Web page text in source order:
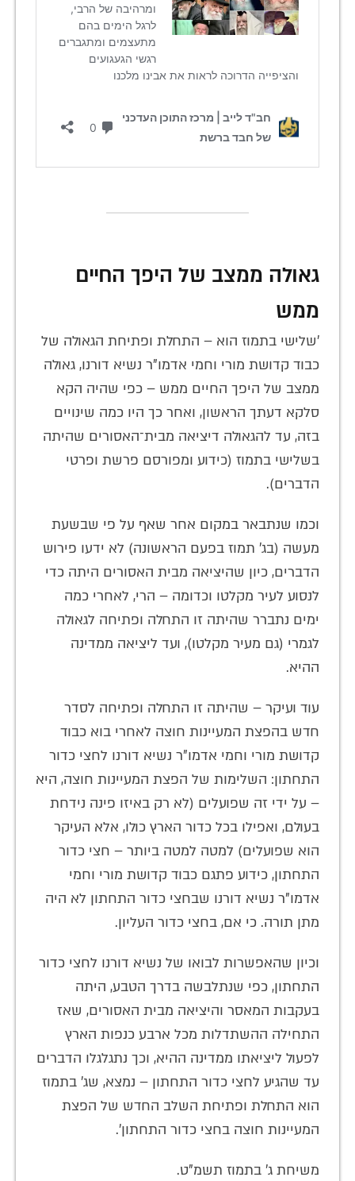
גאולה ממצב של היפך החיים
ממש
'שלישי בתמוז הוא – התחלת ופתיחת הגאולה של
כבוד קדושת מורי וחמי אדמו"ר נשיא דורנו, גאולה
ממצב של היפך החיים ממש – כפי שהיה הקא
סלקא דעתך הראשון, ואחר כך היו כמה שינויים
בזה, עד להגאולה דיציאה מבית־האסורים שהיתה
בשלישי בתמוז (כידוע ומפורסם פרשת ופרטי
הדברים).
וכמו שנתבאר במקום אחר שאף על פי שבשעת
מעשה (בג’ תמוז בפעם הראשונה) לא ידעו פירוש
הדברים, כיון שהיציאה מבית האסורים היתה כדי
לנסוע לעיר מקלטו וכדומה – הרי, לאחרי כמה
ימים נתברר שהיתה זו התחלה ופתיחה לגאולה
לגמרי (גם מעיר מקלטו), ועד ליציאה ממדינה
ההיא.
עוד ועיקר – שהיתה זו התחלה ופתיחה לסדר
חדש בהפצת המעיינות חוצה לאחרי בוא כבוד
קדושת מורי וחמי אדמו"ר נשיא דורנו לחצי כדור
התחתון: השלימות של הפצת המעיינות חוצה, היא
– על ידי זה שפועלים (לא רק באיזו פינה נידחת
בעולם, ואפילו בכל כדור הארץ כולו, אלא העיקר
הוא שפועלים) למטה למטה ביותר – חצי כדור
התחתון, כידוע פתגם כבוד קדושת מורי וחמי
אדמו"ר נשיא דורנו שבחצי כדור התחתון לא היה
מתן תורה. כי אם, בחצי כדור העליון.
וכיון שהאפשרות לבואו של נשיא דורנו לחצי כדור
התחתון, כפי שנתלבשה בדרך הטבע, היתה
בעקבות המאסר והיציאה מבית האסורים, שאז
התחילה ההשתדלות מכל ארבע כנפות הארץ
לפעול ליציאתו ממדינה ההיא, וכך נתגלגלו הדברים
עד שהגיע לחצי כדור התחתון – נמצא, שג' בתמוז
הוא התחלת ופתיחת השלב החדש של הפצת
המעיינות חוצה בחצי כדור התחתון'.
משיחת ג' בתמוז תשמ"ט.